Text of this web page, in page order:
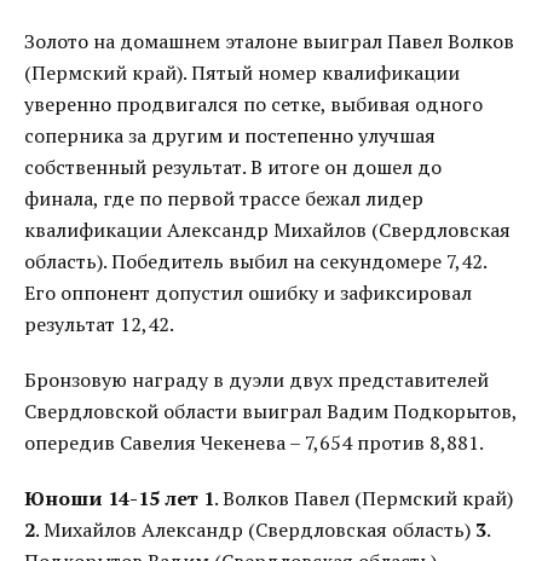
Золото на домашнем эталоне выиграл Павел Волков
(Пермский край). Пятый номер квалификации
уверенно продвигался по сетке, выбивая одного
соперника за другим и постепенно улучшая
собственный результат. В итоге он дошел до
финала, где по первой трассе бежал лидер
квалификации Александр Михайлов (Свердловская
область). Победитель выбил на секундомере 7,42.
Его оппонент допустил ошибку и зафиксировал
результат 12,42.
Бронзовую награду в дуэли двух представителей
Свердловской области выиграл Вадим Подкорытов,
опередив Савелия Чекенева – 7,654 против 8,881.
Юноши 14-15 лет 1. Волков Павел (Пермский край)
2. Михайлов Александр (Свердловская область) 3.